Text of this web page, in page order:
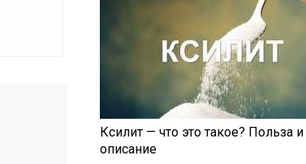
Ксилит — что это такое? Польза
описание